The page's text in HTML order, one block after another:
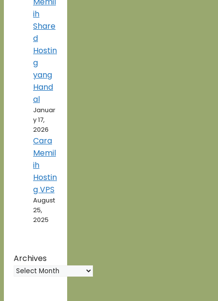
ih
Share
d
Hostin
g
yang
Hand
al
Januar
y 17,
2026
Cara
Memil
ih
Hostin
g VPS
August
25,
2025
Archives